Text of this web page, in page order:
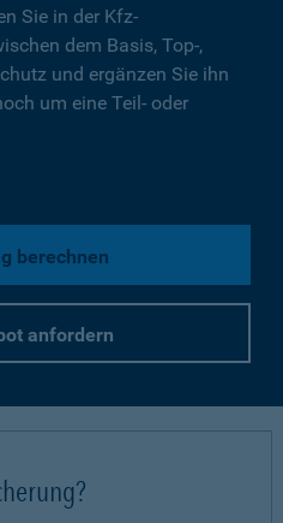
Sie in der Kfz-
dem Basis, Top-,
und ergänzen Sie ihn
um eine Teil- oder
berechnen
anfordern